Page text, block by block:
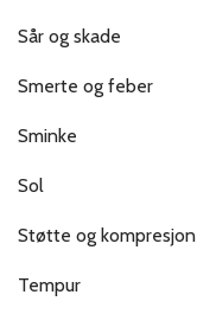
Sår og skade
Smerte og feber
Sminke
Sol
Støtte og kompresjon
Tempur